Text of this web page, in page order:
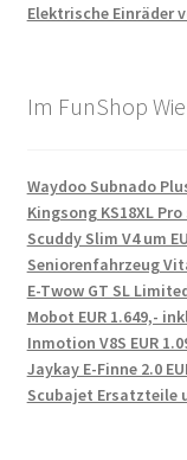
Elektrische Einräder
Im FunShop
Waydoo Subnado
Kingsong KS18XL
Scuddy Slim V4 um
Seniorenfahrzeug
E-Twow GT SL
Mobot EUR 1.649,-
Inmotion V8S EUR
Jaykay E-Finne 2.0
Scubajet Ersatzteile